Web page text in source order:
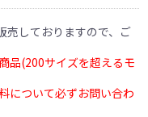
売しておりますので、ご
品(200サイズを超えるモ
について必ずお問い合わ